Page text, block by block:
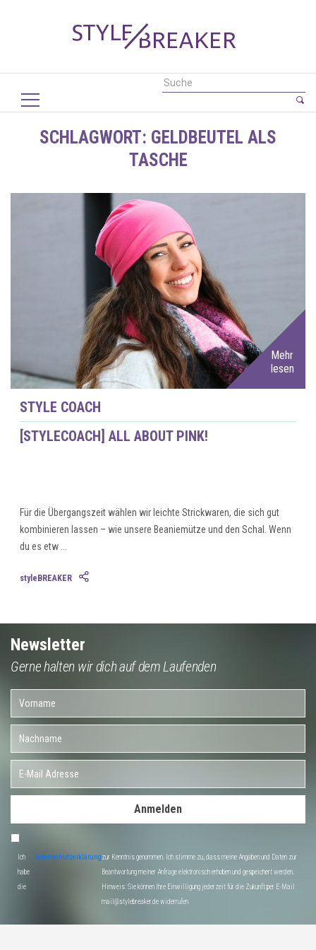
SCHLAGWORT: GELDBEUTEL ALS
TASCHE
Mehr
lesen
STYLE COACH
[STYLECOACH] ALL ABOUT PINK!
Für die Übergangszeit wählen wir leichte Strickwaren, die sich gut
kombinieren lassen – wie unsere Beaniemütze und den Schal. Wenn
du es etw ...
styleBREAKER
Newsletter
Gerne halten wir dich auf dem Laufenden
Anmelden
Ich
habe
die
Datenschutzerklärungzur Kenntnis genommen. Ich stimme zu, dass meine Angaben und Daten zur
Beantwortung meiner Anfrage elektronisch erhoben und gespeichert werden.
Hinweis: Sie können Ihre Einwilligung jederzeit für die Zukunft per E-Mail
mail@stylebreaker.de widerrufen